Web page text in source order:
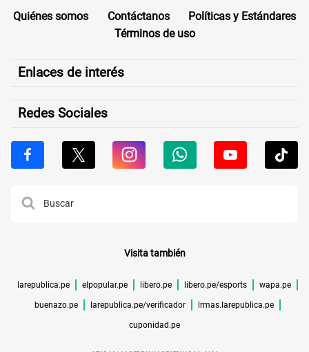
Quiénes somos Contáctanos
Políticas y Estándares
Términos de uso
Enlaces de interés
Redes Sociales
Visita también
larepublica.pe elpopular.pe libero.pe libero.pe/esports wapa.pe
buenazo.pe larepublica.pe/verificador lrmas.larepublica.pe
cuponidad.pe